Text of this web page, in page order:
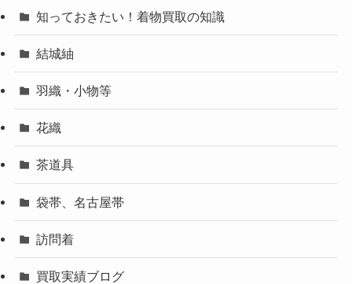
知っておきたい！着物買取の知識
結城紬
羽織・小物等
花織
茶道具
袋帯、名古屋帯
訪問着
買取実績ブログ